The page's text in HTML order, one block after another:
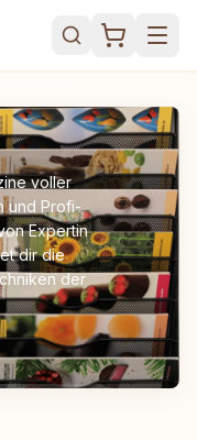
voller
und Profi-
Expertin
dir die
der